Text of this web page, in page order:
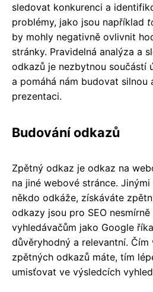
sledovat konkurenci a
problémy, jako jsou například
by mohly negativně ovlivnit
stránky. Pravidelná analýza a
odkazů je nezbytnou součástí
a pomáhá nám budovat silnou
prezentaci.
Budování odkazů
Zpětný odkaz je odkaz na
na jiné webové stránce.
někdo odkáže, získáváte
odkazy jsou pro SEO
vyhledávačům jako Google
důvěryhodný a relevantní.
zpětných odkazů máte, tím
umisťovat ve výsledcích